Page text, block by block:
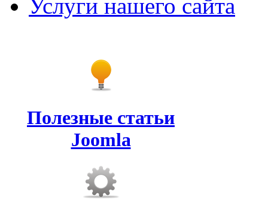
Услуги нашего сайта
Полезные статьи
Joomla